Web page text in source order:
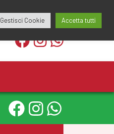
Gestisci Cookie Accetta tutti